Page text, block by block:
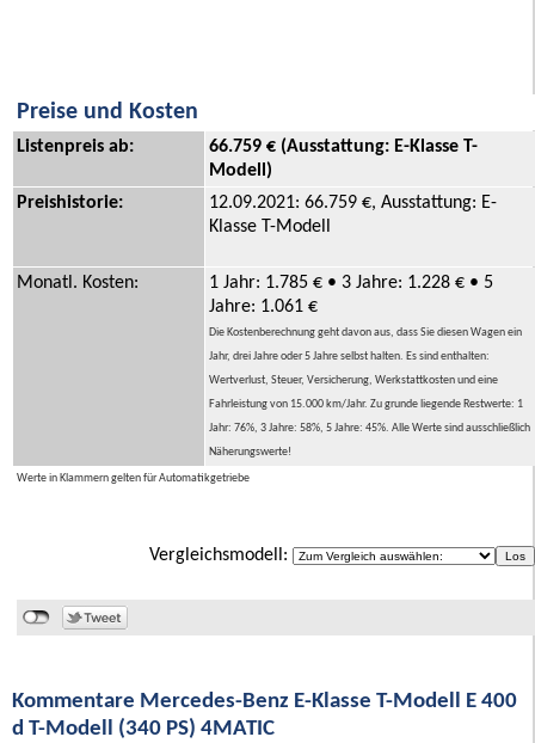
Preise und Kosten
Listenpreis ab:
66.759 € (Ausstattung: E-Klasse T-
Modell)
Preishistorie:
12.09.2021: 66.759 €, Ausstattung: E-
Klasse T-Modell
Monatl. Kosten:
1 Jahr: 1.785 € • 3 Jahre: 1.228 € • 5
Jahre: 1.061 €
Die Kostenberechnung geht davon aus, dass Sie diesen Wagen ein
Jahr, drei Jahre oder 5 Jahre selbst halten. Es sind enthalten:
Wertverlust, Steuer, Versicherung, Werkstattkosten und eine
Fahrleistung von 15.000 km/Jahr. Zu grunde liegende Restwerte: 1
Jahr: 76%, 3 Jahre: 58%, 5 Jahre: 45%. Alle Werte sind ausschließlich
Näherungswerte!
Werte in Klammern gelten für Automatikgetriebe
Vergleichsmodell:
Kommentare Mercedes-Benz E-Klasse T-Modell E 400
d T-Modell (340 PS) 4MATIC